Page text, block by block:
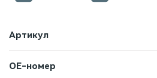
Артикул
OE-номер